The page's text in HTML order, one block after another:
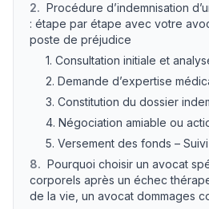
2. Procédure d’indemnisation
: étape par étape avec votre
poste de préjudice
1. Consultation initiale et
2. Demande d’expertise
3. Constitution du dossier
4. Négociation amiable ou
5. Versement des fonds –
8. Pourquoi choisir un avocat
corporels après un échec
de la vie, un avocat dommages